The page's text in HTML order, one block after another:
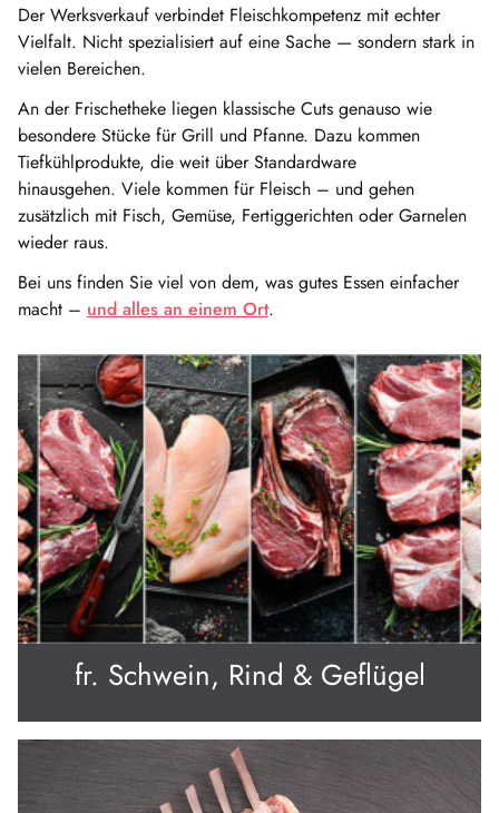
Der Werksverkauf verbindet Fleischkompetenz mit echter
Vielfalt. Nicht spezialisiert auf eine Sache — sondern stark in
vielen Bereichen.
An der Frischetheke liegen klassische Cuts genauso wie
besondere Stücke für Grill und Pfanne. Dazu kommen
Tiefkühlprodukte, die weit über Standardware
hinausgehen. Viele kommen für Fleisch – und gehen
zusätzlich mit Fisch, Gemüse, Fertiggerichten oder Garnelen
wieder raus.
Bei uns finden Sie viel von dem, was gutes Essen einfacher
macht – und alles an einem Ort.
fr. Schwein, Rind & Geflügel